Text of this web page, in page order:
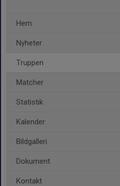
Hem
Nyheter
Truppen
Matcher
Statistik
Kalender
Bildgalleri
Dokument
Kontakt